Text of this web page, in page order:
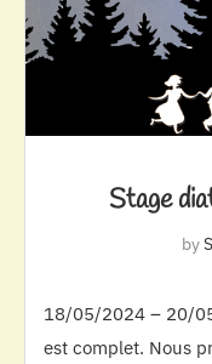
Stage
by
18/05/2024 – 20/
est complet. Nous